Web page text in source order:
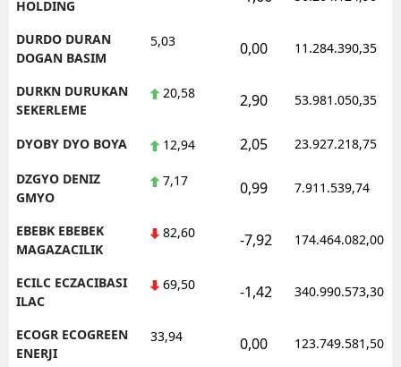
HOLDING
DURDO DURAN
DOGAN BASIM
5,03 0,00 11.284.390,35
DURKN DURUKAN
SEKERLEME
20,58 2,90 53.981.050,35
DYOBY DYO BOYA 12,94 2,05 23.927.218,75
DZGYO DENIZ
GMYO
7,17 0,99 7.911.539,74
EBEBK EBEBEK
MAGAZACILIK
82,60 -7,92 174.464.082,00
ECILC ECZACIBASI
ILAC
69,50 -1,42 340.990.573,30
ECOGR ECOGREEN
ENERJI
33,94 0,00 123.749.581,50